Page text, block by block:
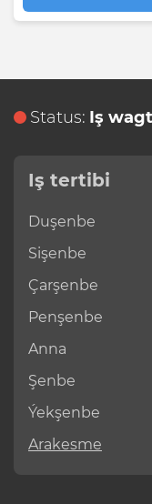
Status: Iş
Iş tertibi
Duşenbe
Sişenbe
Çarşenbe
Penşenbe
Anna
Şenbe
Ýekşenbe
Arakesme